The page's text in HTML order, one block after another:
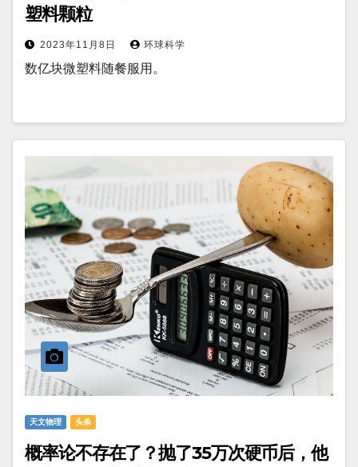
塑料颗粒
2023年11月8日 环球科学
数亿块微塑料随餐服用。
天文物理 头条
概率论不存在了？抛了35万次硬币后，他